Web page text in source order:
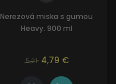
Nerezová miska s gumou
Heavy. 900 ml
5,21 4,79 €